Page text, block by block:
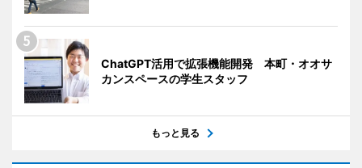
ChatGPT活用で拡張機能開発 本町・オオサ
カンスペースの学生スタッフ
もっと見る